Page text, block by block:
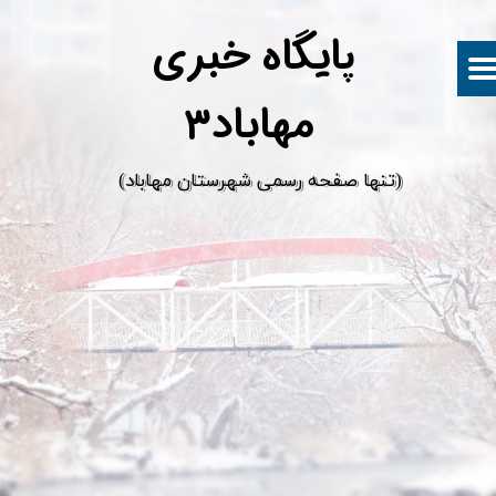
پایگاه خبری
​(تنها صفحه رسمی شهرستان مهاباد)